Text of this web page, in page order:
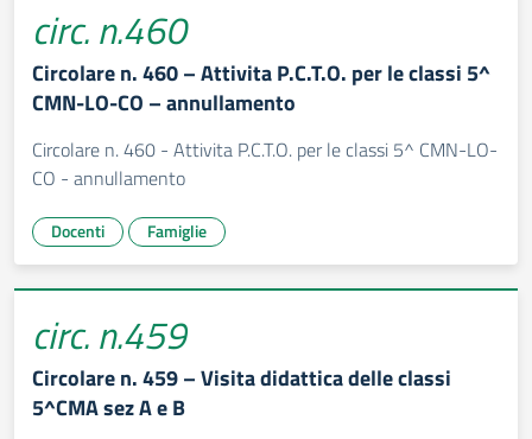
circ. n.460
Circolare n. 460 – Attivita P.C.T.O. per le classi 5^
CMN-LO-CO – annullamento
Circolare n. 460 - Attivita P.C.T.O. per le classi 5^ CMN-LO-
CO - annullamento
Docenti Famiglie
circ. n.459
Circolare n. 459 – Visita didattica delle classi
5^CMA sez A e B